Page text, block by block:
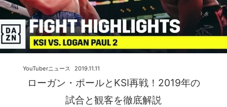
ローガン・ポールとKSI再戦！2019年の
試合と観客を徹底解説
2019.11.11
YouTuberニュース